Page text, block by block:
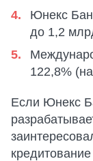
Юнекс
до 1,2
122,8%
Если Юнекс